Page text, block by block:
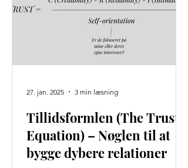
Tillidsformlen (The Trust
Equation) – Nøglen til at
bygge dybere relationer
27. jan. 2025 3 min læsning